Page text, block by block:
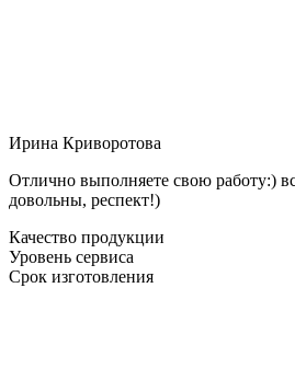
Ирина Криворотова
Отлично выполняете свою работу:)
довольны, респект!)
Качество продукции
Уровень сервиса
Срок изготовления